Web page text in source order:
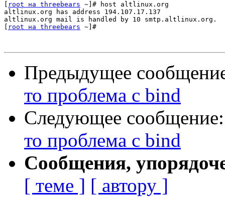
root на threebears ~]# host altlinux.org
altlinux.org has address 194.107.17.137
altlinux.org mail is handled by 10 smtp.altlinux.org.
root на threebears ~]#
Предыдущее
то проблема с bind
Следующее
то проблема с bind
Сообщения,
[ теме ] [ автору ]